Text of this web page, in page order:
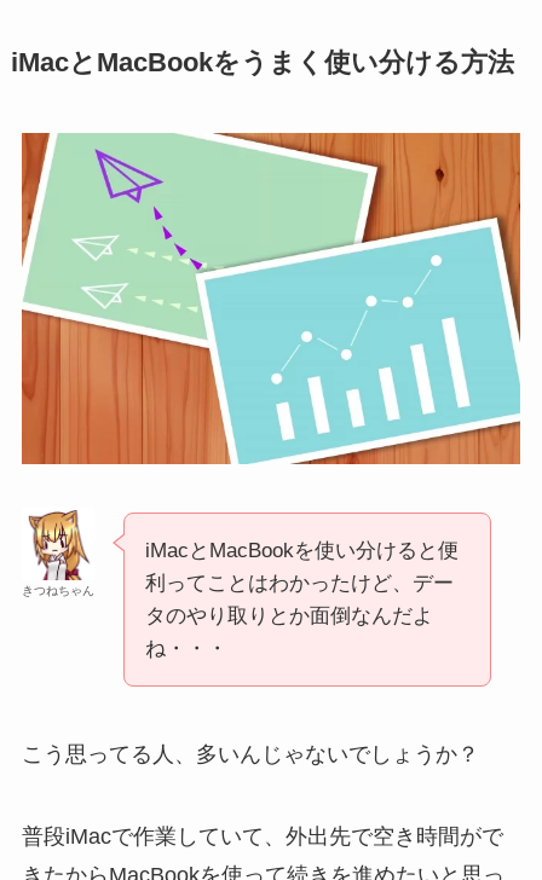
iMacとMacBookをうまく使い分ける方法
きつねちゃん
iMacとMacBookを使い分けると便
利ってことはわかったけど、デー
タのやり取りとか面倒なんだよ
ね・・・
こう思ってる人、多いんじゃないでしょうか？
普段iMacで作業していて、外出先で空き時間がで
きたからMacBookを使って続きを進めたいと思っ